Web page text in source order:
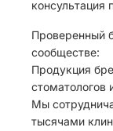
консультация
Проверенный
сообществе:
Продукция
стоматологов
Мы
тысячами